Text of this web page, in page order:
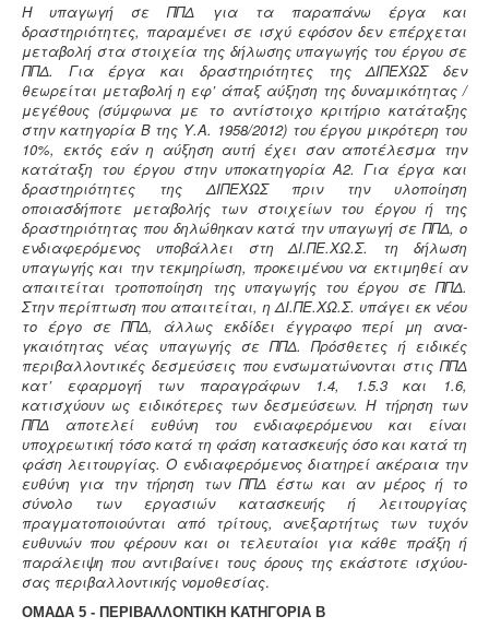
Η υπαγωγή σε ΠΠΔ για τα παραπάνω έργα και
δραστηριότητες, παραμένει σε ισχύ εφόσον δεν επέρχεται
μεταβολή στα στοιχεία της δήλωσης υπαγωγής του έργου σε
ΠΠΔ. Για έργα και δραστηριότητες της ΔΙΠΕΧΩΣ δεν
θεωρείται μεταβολή η εφ’ άπαξ αύξηση της δυναμικότητας /
μεγέθους (σύμφωνα με το αντίστοιχο κριτήριο κατάταξης
στην κατηγορία Β της Υ.Α. 1958/2012) του έργου μικρότερη του
10%, εκτός εάν η αύξηση αυτή έχει σαν αποτέλεσμα την
κατάταξη του έργου στην υποκατηγορία Α2. Για έργα και
δραστηριότητες της ΔΙΠΕΧΩΣ πριν την υλοποίηση
οποιασδήποτε με­ταβολής των στοιχείων του έργου ή της
δραστηριότητας που δηλώθηκαν κατά την υπαγωγή σε ΠΠΔ, ο
ενδιαφερόμενος υποβάλλει στη ΔΙ.ΠΕ.ΧΩ.Σ. τη δήλωση
υπαγωγής και την τεκμηρίωση, προκειμένου να εκτιμηθεί αν
απαιτείται τροποποίηση της υπαγωγής του έργου σε ΠΠΔ.
Στην περίπτωση που απαιτείται, η ΔΙ.ΠΕ.ΧΩ.Σ. υπάγει εκ νέου
το έργο σε ΠΠΔ, άλλως εκδίδει έγγραφο περί μη ανα­
γκαιότητας νέας υπαγωγής σε ΠΠΔ. Πρόσθετες ή ειδικές
περιβαλλοντικές δεσμεύσεις που ενσωματώνονται στις ΠΠΔ
κατ’ εφαρμογή των πα­ραγράφων 1.4, 1.5.3 και 1.6,
κατισχύουν ως ειδικότερες των δεσμεύσεων. Η τήρηση των
ΠΠΔ αποτελεί ευθύνη του ενδιαφερόμενου και είναι
υποχρεωτική τόσο κατά τη φάση κατασκευής όσο και κατά τη
φάση λειτουργίας. Ο ενδιαφερόμενος διατηρεί ακέραια την
ευθύνη για την τήρηση των ΠΠΔ έστω και αν μέρος ή το
σύνολο των εργασιών κατασκευής ή λειτουργίας
πραγματοποιούνται από τρίτους, ανεξαρτήτως των τυχόν
ευθυνών που φέρουν και οι τελευταίοι για κάθε πράξη ή
παράλειψη που αντιβαίνει τους όρους της εκάστοτε ισχύου­
σας περιβαλλοντικής νομοθεσίας.
ΟΜΑΔΑ 5 - ΠΕΡΙΒΑΛΛΟΝΤΙΚΗ ΚΑΤΗΓΟΡΙΑ Β